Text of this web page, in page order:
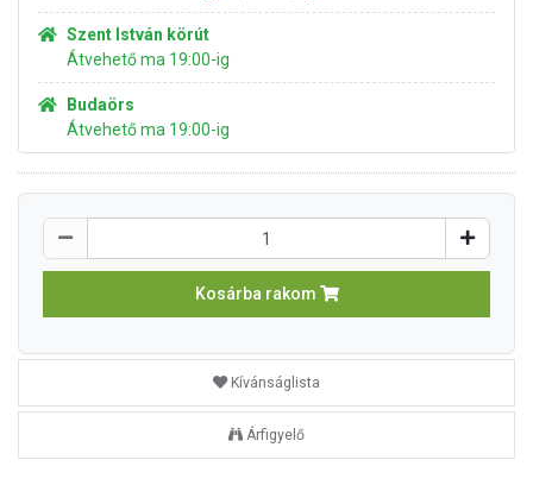
Szent István körút
Átvehető ma 19:00-ig
Budaörs
Átvehető ma 19:00-ig
Kosárba rakom
Kívánságlista
Árfigyelő